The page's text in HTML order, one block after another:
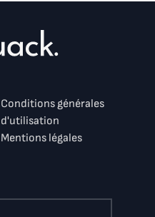
Conditions générales
d'utilisation
Mentions légales